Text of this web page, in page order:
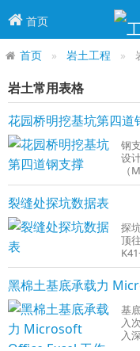
首页
首页 岩土工程
岩土常用表格
花园桥明挖基坑第四道
钢
设
（
（
裂缝处探坑数据表
探
顶
黑棉土基底承载力
基
入
入深度